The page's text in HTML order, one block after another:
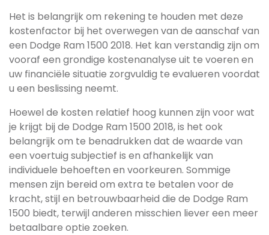
Het is belangrijk om rekening te houden met deze
kostenfactor bij het overwegen van de aanschaf van
een Dodge Ram 1500 2018. Het kan verstandig zijn om
vooraf een grondige kostenanalyse uit te voeren en
uw financiële situatie zorgvuldig te evalueren voordat
u een beslissing neemt.
Hoewel de kosten relatief hoog kunnen zijn voor wat
je krijgt bij de Dodge Ram 1500 2018, is het ook
belangrijk om te benadrukken dat de waarde van
een voertuig subjectief is en afhankelijk van
individuele behoeften en voorkeuren. Sommige
mensen zijn bereid om extra te betalen voor de
kracht, stijl en betrouwbaarheid die de Dodge Ram
1500 biedt, terwijl anderen misschien liever een meer
betaalbare optie zoeken.